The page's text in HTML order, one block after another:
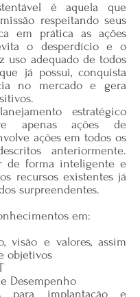
é aquela que
respeitando seus
em prática as ações
o desperdício e o
uso adequado de todos
já possui, conquista
no mercado e gera
estratégico
apenas ações de
ações em todos os
anteriormente.
de forma inteligente e
recursos existentes já
surpreendentes.
em:
visão e valores, assim
objetivos
Desempenho
para implantação e